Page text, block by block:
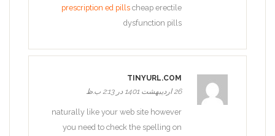
prescription ed pills cheap erectile
dysfunction pills
TINYURL.COM
26 اردیبهشت 1401 در 2:13 ب.ظ
naturally like your web site however
you need to check the spelling on